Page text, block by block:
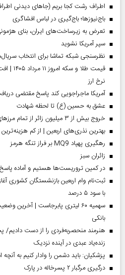
اطراف رشت کجا بریم (جاهای دیدنی
باج‌نیوزها؛ باج‌گیری در لباس افشاگری
تعرض به زیرساخت‌های ایران، بنای
سپر آمریکا نشوید
نظرسنجی شبکه تماشا برای انتخاب
قیمت
نرخ ارز
آمریکا ماجراجویی کند پاسخ مقتضی
عشق به حسین (ع) تا لحظه شهادت
خروج بیش از ۳ میلیون زائر از تمام مرز‌های کشور
بهترین نذری‌های اربعین | از کم
رهگیری پهپاد MQ9 بر فراز تنگه هرمز
‌زائران سبز
در کمین تروریست‌ها هستیم و آماده
با سود ۵ درصد
سهمیه ۶۰ لیتری پابرجاست |
بانکی
زنده‌یاد عبدی در آینده نزدیک
پزشکیان: باید دشمن را وادار کنیم به آنچه
درگیری مرگبار ۲ پسرخاله در پارک